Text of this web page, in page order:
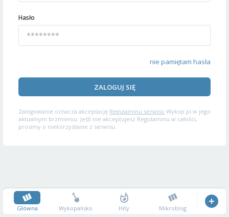
Hasło
nie pamiętam hasła
ZALOGUJ SIĘ
Zalogowanie oznacza akceptację Regulaminu serwisu Wykop.pl w jego
aktualnym brzmieniu. Jeśli nie akceptujesz Regulaminu w całości,
prosimy o niekorzystanie z serwisu.
Główna Wykopalisko Hity Mikroblog